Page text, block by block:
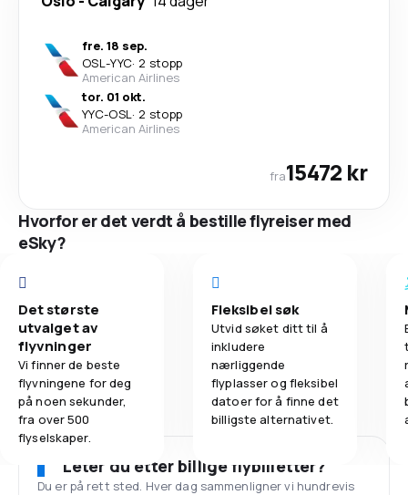
fre. 18 sep.
OSL-YYC· 2 stopp
American Airlines
tor. 01 okt.
YYC-OSL· 2 stopp
American Airlines
fra15472 kr
Hvorfor er det verdt å bestille flyreiser med
eSky?
Det største
utvalget av
flyvninger
Vi finner de beste
flyvningene for deg
på noen sekunder,
fra over 500
flyselskaper.
Fleksibel søk
Utvid søket ditt til å
inkludere
nærliggende
flyplasser og fleksibel
datoer for å finne det
billigste alternativet.
Leter du etter billige flybilletter?
Du er på rett sted. Hver dag sammenligner vi hundrevis